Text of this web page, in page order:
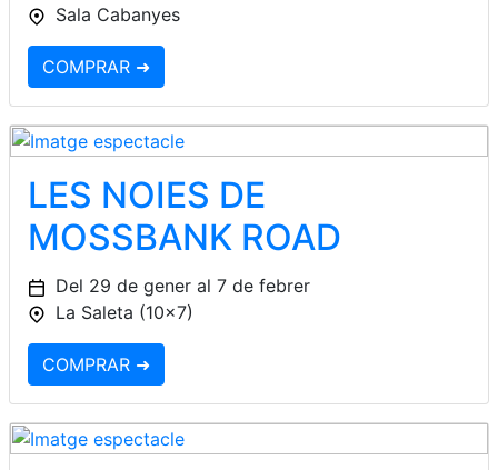
Sala Cabanyes
COMPRAR ➜
LES NOIES DE
MOSSBANK ROAD
Del 29 de gener al 7 de febrer
La Saleta (10x7)
COMPRAR ➜